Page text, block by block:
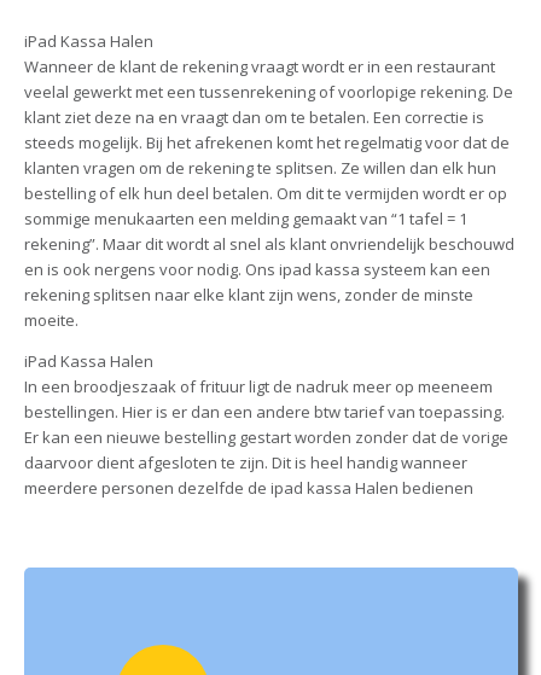
iPad Kassa Halen
Wanneer de klant de rekening vraagt wordt er in een restaurant
veelal gewerkt met een tussenrekening of voorlopige rekening. De
klant ziet deze na en vraagt dan om te betalen. Een correctie is
steeds mogelijk. Bij het afrekenen komt het regelmatig voor dat de
klanten vragen om de rekening te splitsen. Ze willen dan elk hun
bestelling of elk hun deel betalen. Om dit te vermijden wordt er op
sommige menukaarten een melding gemaakt van “1 tafel = 1
rekening”. Maar dit wordt al snel als klant onvriendelijk beschouwd
en is ook nergens voor nodig. Ons ipad kassa systeem kan een
rekening splitsen naar elke klant zijn wens, zonder de minste
moeite.
iPad Kassa Halen
In een broodjeszaak of frituur ligt de nadruk meer op meeneem
bestellingen. Hier is er dan een andere btw tarief van toepassing.
Er kan een nieuwe bestelling gestart worden zonder dat de vorige
daarvoor dient afgesloten te zijn. Dit is heel handig wanneer
meerdere personen dezelfde de ipad kassa Halen bedienen